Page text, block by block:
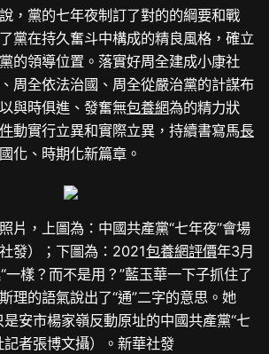
黨的七年夜制訂了對的的綱要和戰
黨在持久奮斗中構成的精良風格，確立
的領導位置。落實好周全建成小康社
周全依法治國、周全從嚴治黨的計謀布
與時俱進、發奮無包養網為的精力狀
動實行立異和實際立異，持續書寫馬長
化、時期化新篇章。
，上圖為：中國共產黨“七年夜”會場
發）；下圖為：2021包養網評價年3月
一樣？而不是用？”藍玉華一下子抓住了
理的語氣說出了“通”二字的意思。她
安市楊家嶺反動原址的中國共產黨“七
記者張博文攝）。新華社發